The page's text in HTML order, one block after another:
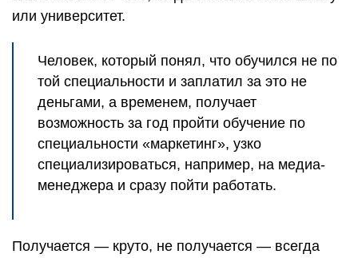
или университет.
Человек, который понял, что обучился не по
той специальности и заплатил за это не
деньгами, а временем, получает
возможность за год пройти обучение по
специальности «маркетинг», узко
специализироваться, например, на медиа-
менеджера и сразу пойти работать.
Получается — круто, не получается — всегда